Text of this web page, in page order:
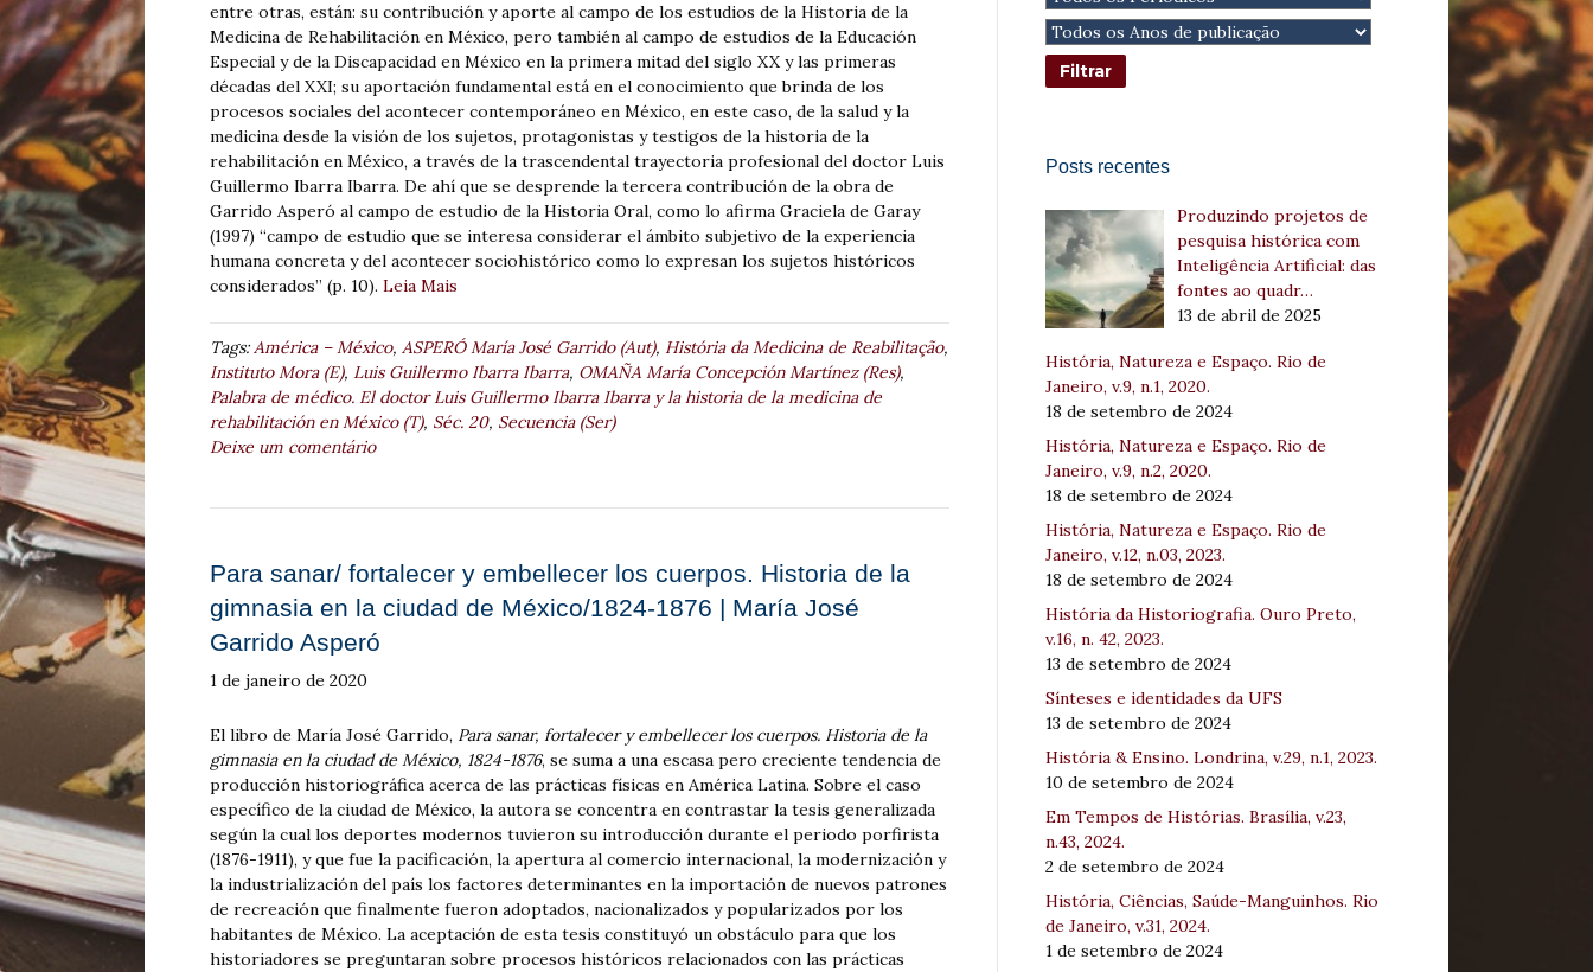
entre otras, están: su contribución y aporte al campo de los estudios de la Historia de la
Medicina de Rehabilitación en México, pero también al campo de estudios de la Educación
Especial y de la Discapacidad en México en la primera mitad del siglo XX y las primeras
décadas del XXI; su aportación fundamental está en el conocimiento que brinda de los
procesos sociales del acontecer contemporáneo en México, en este caso, de la salud y la
medicina desde la visión de los sujetos, protagonistas y testigos de la historia de la
rehabilitación en México, a través de la trascendental trayectoria profesional del doctor Luis
Guillermo Ibarra Ibarra. De ahí que se desprende la tercera contribución de la obra de
Garrido Asperó al campo de estudio de la Historia Oral, como lo afirma Graciela de Garay
(1997) “campo de estudio que se interesa considerar el ámbito subjetivo de la experiencia
humana concreta y del acontecer sociohistórico como lo expresan los sujetos históricos
considerados” (p. 10). Leia Mais
Tags:América – México, ASPERÓ María José Garrido (Aut), História da Medicina de Reabilitação,
Instituto Mora (E), Luis Guillermo Ibarra Ibarra, OMAÑA María Concepción Martínez (Res),
Palabra de médico. El doctor Luis Guillermo Ibarra Ibarra y la historia de la medicina de
rehabilitación en México (T), Séc. 20, Secuencia (Ser)
Deixe um comentário
Para sanar/ fortalecer y embellecer los cuerpos. Historia de la
gimnasia en la ciudad de México/1824-1876 | María José
Garrido Asperó
1 de janeiro de 2020
El libro de María José Garrido, Para sanar, fortalecer y embellecer los cuerpos. Historia de la
gimnasia en la ciudad de México, 1824-1876, se suma a una escasa pero creciente tendencia de
producción historiográfica acerca de las prácticas físicas en América Latina. Sobre el caso
específico de la ciudad de México, la autora se concentra en contrastar la tesis generalizada
según la cual los deportes modernos tuvieron su introducción durante el periodo porfirista
(1876-1911), y que fue la pacificación, la apertura al comercio internacional, la modernización y
la industrialización del país los factores determinantes en la importación de nuevos patrones
de recreación que finalmente fueron adoptados, nacionalizados y popularizados por los
habitantes de México. La aceptación de esta tesis constituyó un obstáculo para que los
historiadores se preguntaran sobre procesos históricos relacionados con las prácticas
Posts recentes
Produzindo projetos de
pesquisa histórica com
Inteligência Artificial: das
fontes ao quadr…
13 de abril de 2025
História, Natureza e Espaço. Rio de
Janeiro, v.9, n.1, 2020.
18 de setembro de 2024
História, Natureza e Espaço. Rio de
Janeiro, v.9, n.2, 2020.
18 de setembro de 2024
História, Natureza e Espaço. Rio de
Janeiro, v.12, n.03, 2023.
18 de setembro de 2024
História da Historiografia. Ouro Preto,
v.16, n. 42, 2023.
13 de setembro de 2024
Sínteses e identidades da UFS
13 de setembro de 2024
História & Ensino. Londrina, v.29, n.1, 2023.
10 de setembro de 2024
Em Tempos de Histórias. Brasília, v.23,
n.43, 2024.
2 de setembro de 2024
História, Ciências, Saúde-Manguinhos. Rio
de Janeiro, v.31, 2024.
1 de setembro de 2024